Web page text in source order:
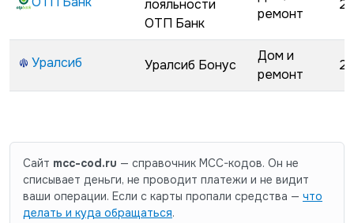
лояльности
ОТП Банк
ремонт
Уралсиб Уралсиб Бонус
Дом и
ремонт
Сайт mcc-cod.ru — справочник MCC-кодов. Он не
списывает деньги, не проводит платежи и не видит
ваши операции. Если с карты пропали средства — что
делать и куда обращаться.